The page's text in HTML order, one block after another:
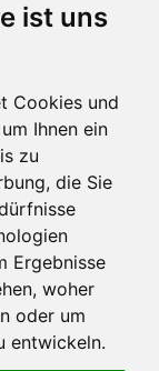
ist uns
Cookies und
Ihnen ein
zu
die Sie
Ergebnisse
woher
oder um
entwickeln.